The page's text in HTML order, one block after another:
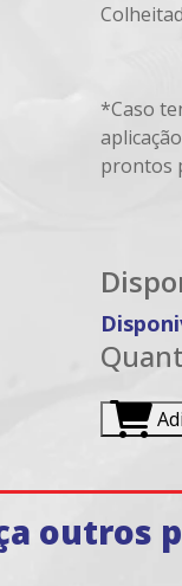
*Caso
prontos
outros